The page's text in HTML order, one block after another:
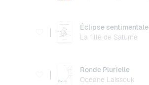
|
Éclipse sentimentale
La fille de Saturne
|
Ronde Plurielle
Océane Laissouk